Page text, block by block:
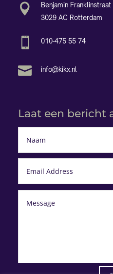

Benjamin
3029 AC Rotterdam
 010-475 55 74
 info@kikx.nl
Laat een bericht